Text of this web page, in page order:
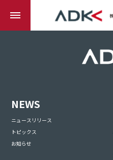
NEWS
ニュースリリース
トピックス
お知らせ